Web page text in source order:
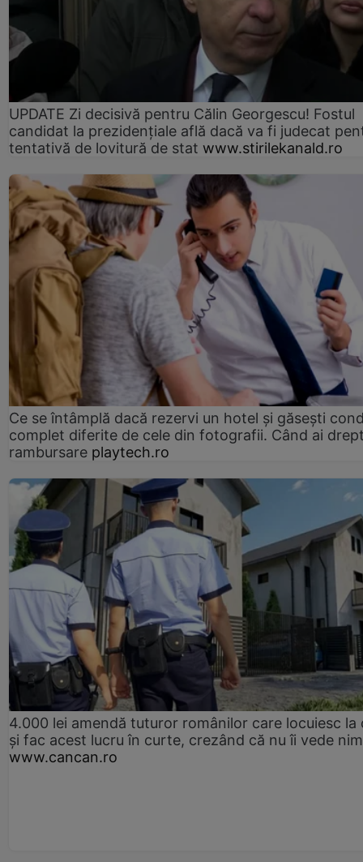
UPDATE Zi decisivă pentru Călin Georgescu! Fostul
candidat la prezidențiale află dacă va fi judecat
tentativă de lovitură de stat www.stirilekanald.ro
Ce se întâmplă dacă rezervi un hotel și găsești
complet diferite de cele din fotografii. Când ai
rambursare playtech.ro
4.000 lei amendă tuturor românilor care locuiesc la
și fac acest lucru în curte, crezând că nu îi vede
www.cancan.ro